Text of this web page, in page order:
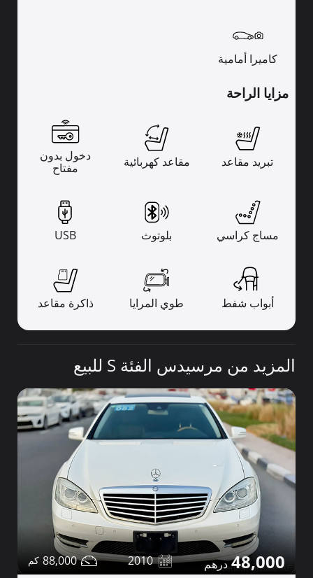
كاميرا أمامية
مزايا الراحة
تبريد مقاعد مقاعد كهربائية
دخول بدون
مفتاح
مساج كراسي بلوتوث USB
أبواب شفط طوي المرايا ذاكرة مقاعد
المزيد من مرسيدس الفئة S للبيع
48,000
2010
88,000